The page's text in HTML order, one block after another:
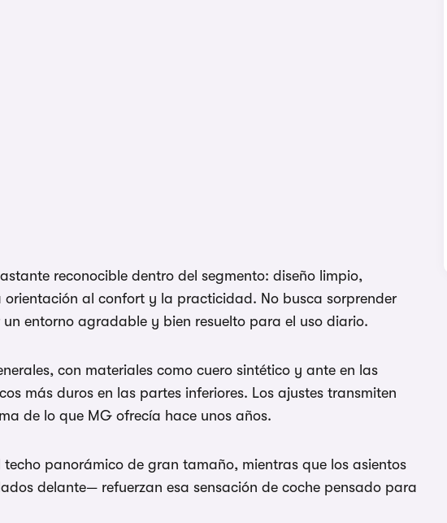
reconocible dentro del segmento: diseño limpio,
al confort y la practicidad. No busca sorprender
entorno agradable y bien resuelto para el uso diario.
con materiales como cuero sintético y ante en las
más duros en las partes inferiores. Los ajustes transmiten
de lo que MG ofrecía hace unos años.
panorámico de gran tamaño, mientras que los asientos
delante— refuerzan esa sensación de coche pensado para